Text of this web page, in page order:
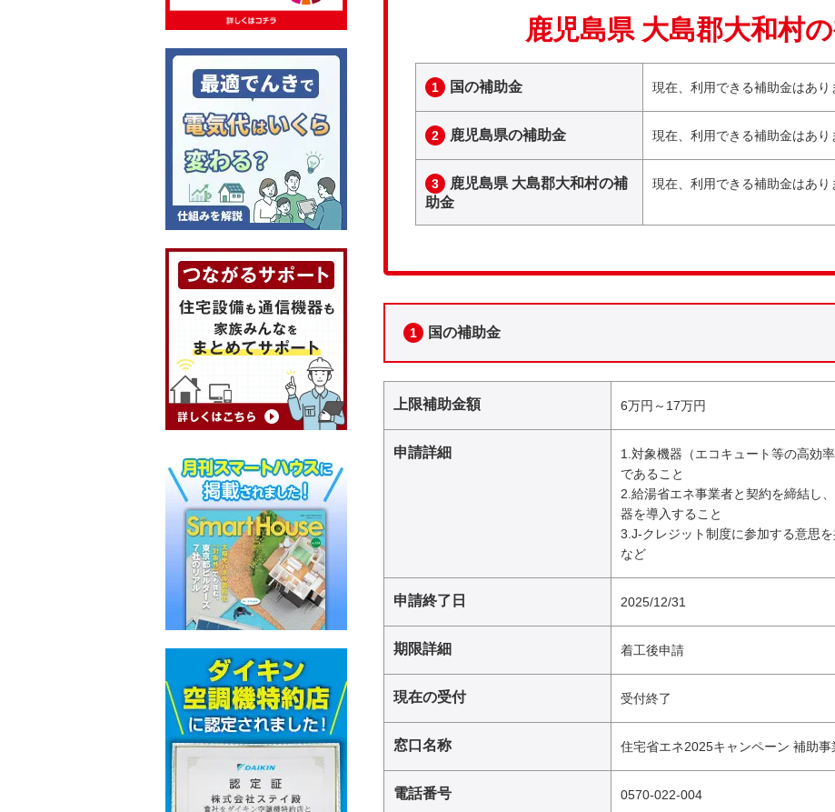
鹿児島県 大島郡大和村
1 国の補助金 現在、利用できる補助金はあり
2 鹿児島県の補助金 現在、利用できる補助金はあり
3
鹿児島県 大島郡大和村の補
助金
現在、利用できる補助金はあり
1 国の補助金
上限補助金額 6万円～17万円
申請詳細
1.対象機器（エコキュート等の高効
であること
2.給湯省エネ事業者と契約を締結し
器を導入すること
3.J-クレジット制度に参加する意思
など
申請終了日 2025/12/31
期限詳細 着工後申請
現在の受付 受付終了
窓口名称 住宅省エネ2025キャンペーン 補助
電話番号 0570-022-004